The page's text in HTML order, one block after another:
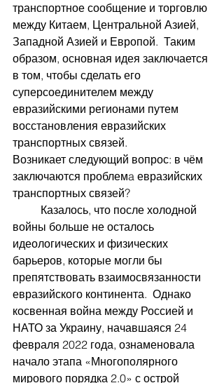
транспортное сообщение и торговлю
между Китаем, Центральной Азией,
Западной Азией и Европой.  Таким
образом, основная идея заключается
в том, чтобы сделать его
суперсоединителем между
евразийскими регионами путем
восстановления евразийских
транспортных связей.
Возникает следующий вопрос: в чём
заключаются проблемa евразийских
транспортных связей?
войны больше не осталось
идеологических и физических
барьеров, которые могли бы
препятствовать взаимосвязанности
евразийского континента.  Однако
косвенная война между Россией и
НАТО за Украину, начавшаяся 24
февраля 2022 года, ознаменовала
начало этапа «Многополярного
мирового порядка 2.0» с острой